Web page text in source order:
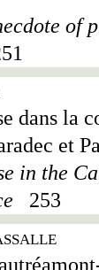
of
dans la
et
in the
253